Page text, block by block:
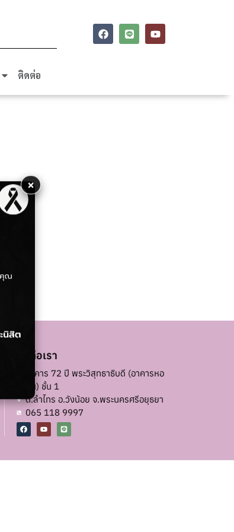
×
ติดต่อ
ติดต่อเรา
อาคาร 72 ปี พระวิสุทธาธิบดี (อาคารหอ
ฉัน) ชั้น 1
ต.ลำไทร อ.วังน้อย จ.พระนครศรีอยุธยา
065 118 9997